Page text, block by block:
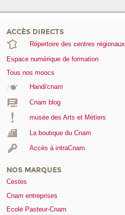
ACCÈS DIRECTS
Répertoire des centres régionaux
Espace numérique de formation
Tous nos moocs
Handi'cnam
Cnam blog
musée des Arts et Métiers
La boutique du Cnam
Accès à intraCnam
NOS MARQUES
Cestes
Cnam entreprises
Ecole Pasteur-Cnam